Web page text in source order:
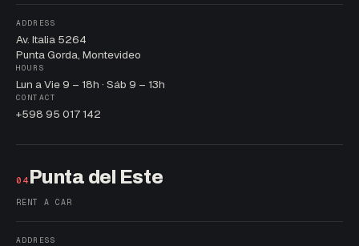
ADDRESS
Av. Italia 5264
Punta Gorda, Montevideo
HOURS
Lun a Vie 9 – 18h · Sáb 9 – 13h
CONTACT
+598 95 017 142
04 Punta del Este
RENT A CAR
ADDRESS